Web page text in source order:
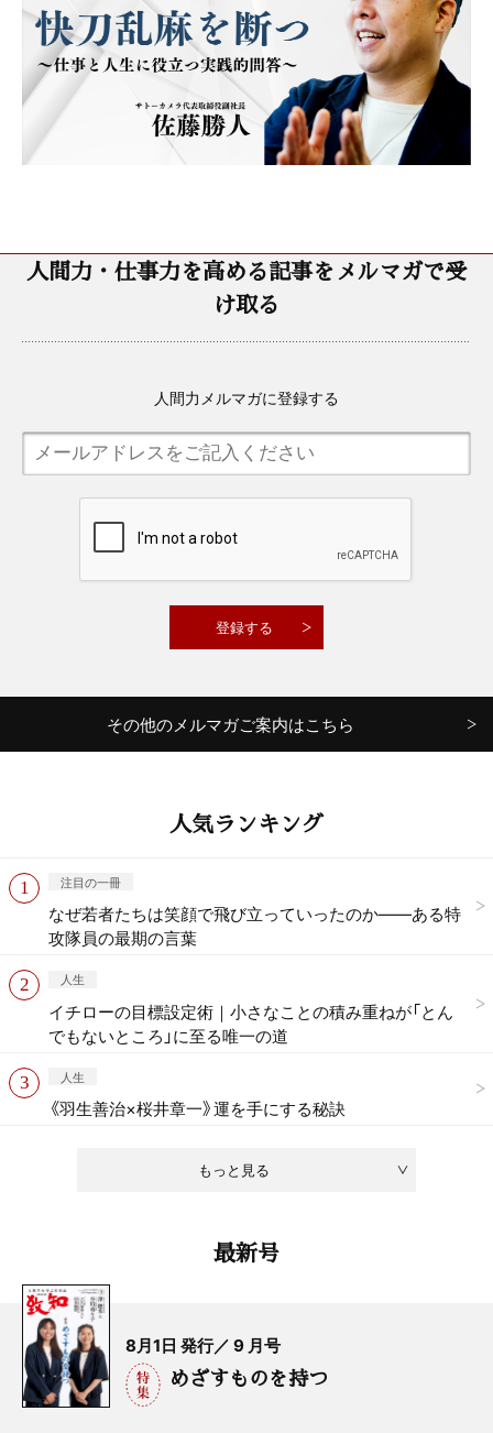
人間力・仕事力を高める記事をメルマガで受
け取る
人間力メルマガに登録する
その他のメルマガご案内はこちら
人気ランキング
もっと見る
注目の一冊
なぜ若者たちは笑顔で飛び立っていったのか——ある特
攻隊員の最期の言葉
人生
イチローの目標設定術｜小さなことの積み重ねが「とん
でもないところ」に至る唯一の道
人生
《羽生善治×桜井章一》運を手にする秘訣
最新号
8月1日 発行／ 9 月号
めざすものを持つ